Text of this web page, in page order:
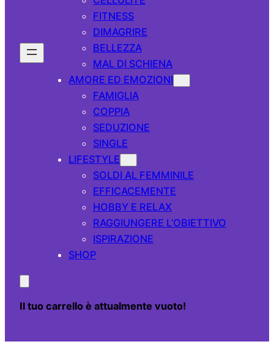
FITNESS
DIMAGRIRE
BELLEZZA
MAL DI SCHIENA
AMORE ED EMOZIONI
FAMIGLIA
COPPIA
SEDUZIONE
SINGLE
LIFESTYLE
SOLDI AL FEMMINILE
EFFICACEMENTE
HOBBY E RELAX
RAGGIUNGERE L’OBIETTIVO
ISPIRAZIONE
SHOP
Il tuo carrello è attualmente vuoto!